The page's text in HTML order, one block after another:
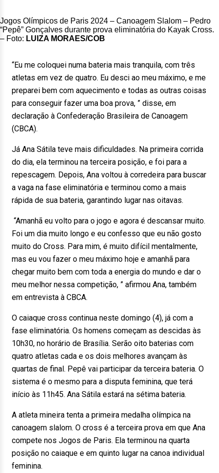
Jogos Olímpicos de Paris 2024 – Canoagem Slalom – Pedro
“Pepê” Gonçalves durante prova eliminatória do Kayak Cross.
– Foto: LUIZA MORAES/COB
“Eu me coloquei numa bateria mais tranquila, com três
atletas em vez de quatro. Eu desci ao meu máximo, e me
preparei bem com aquecimento e todas as outras coisas
para conseguir fazer uma boa prova, ” disse, em
declaração à Confederação Brasileira de Canoagem
(CBCA).
Já Ana Sátila teve mais dificuldades. Na primeira corrida
do dia, ela terminou na terceira posição, e foi para a
repescagem. Depois, Ana voltou à corredeira para buscar
a vaga na fase eliminatória e terminou como a mais
rápida de sua bateria, garantindo lugar nas oitavas.
“Amanhã eu volto para o jogo e agora é descansar muito.
Foi um dia muito longo e eu confesso que eu não gosto
muito do Cross. Para mim, é muito difícil mentalmente,
mas eu vou fazer o meu máximo hoje e amanhã para
chegar muito bem com toda a energia do mundo e dar o
meu melhor nessa competição, ” afirmou Ana, também
em entrevista à CBCA.
O caiaque cross continua neste domingo (4), já com a
fase eliminatória. Os homens começam as descidas às
10h30, no horário de Brasília. Serão oito baterias com
quatro atletas cada e os dois melhores avançam às
quartas de final. Pepê vai participar da terceira bateria. O
sistema é o mesmo para a disputa feminina, que terá
início às 11h45. Ana Sátila estará na sétima bateria.
A atleta mineira tenta a primeira medalha olímpica na
canoagem slalom. O cross é a terceira prova em que Ana
compete nos Jogos de Paris. Ela terminou na quarta
posição no caiaque e em quinto lugar na canoa individual
feminina.